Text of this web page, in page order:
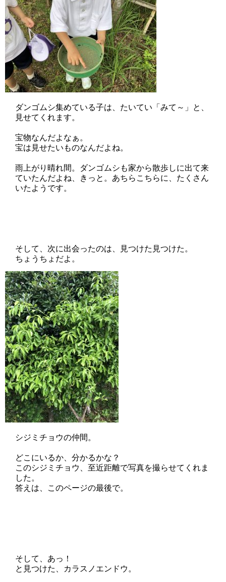
ダンゴムシ集めている子は、たいてい「みて～」と、
見せてくれます。
宝物なんだよなぁ。
宝は見せたいものなんだよね。
雨上がり晴れ間。ダンゴムシも家から散歩しに出て来
ていたんだよね、きっと。あちらこちらに、たくさん
いたようです。
そして、次に出会ったのは、見つけた見つけた。
ちょうちょだよ。
シジミチョウの仲間。
どこにいるか、分かるかな？
このシジミチョウ、至近距離で写真を撮らせてくれま
した。
答えは、このページの最後で。
そして、あっ！
と見つけた、カラスノエンドウ。